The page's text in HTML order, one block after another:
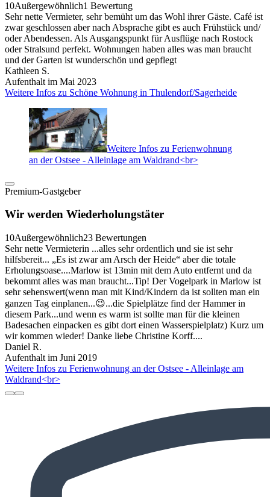
10Außergewöhnlich1 Bewertung
Sehr nette Vermieter, sehr bemüht um das Wohl ihrer Gäste. Café ist
zwar geschlossen aber nach Absprache gibt es auch Frühstück und/
oder Abendessen. Als Ausgangspunkt für Ausflüge nach Rostock
oder Stralsund perfekt. Wohnungen haben alles was man braucht
und der Garten ist wunderschön und gepflegt
Kathleen S.
Aufenthalt im Mai 2023
Weitere Infos zu Schöne Wohnung in Thulendorf/Sagerheide
Weitere Infos zu Ferienwohnung
an der Ostsee - Alleinlage am Waldrand<br>
Premium-Gastgeber
Wir werden Wiederholungstäter
10Außergewöhnlich23 Bewertungen
Sehr nette Vermieterin ...alles sehr ordentlich und sie ist sehr
hilfsbereit... „Es ist zwar am Arsch der Heide“ aber die totale
Erholungsoase....Marlow ist 13min mit dem Auto entfernt und da
bekommt alles was man braucht...Tip! Der Vogelpark in Marlow ist
sehr sehenswert(wenn man mit Kind/Kindern da ist sollten man ein
ganzen Tag einplanen...😉...die Spielplätze find der Hammer in
diesem Park...und wenn es warm ist sollte man für die kleinen
Badesachen einpacken es gibt dort einen Wasserspielplatz) Kurz um
wir kommen wieder! Danke liebe Christine Korff....
Daniel R.
Aufenthalt im Juni 2019
Weitere Infos zu Ferienwohnung an der Ostsee - Alleinlage am
Waldrand<br>